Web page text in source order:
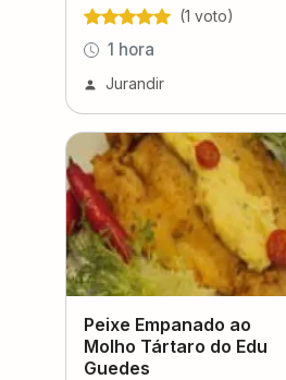
(1 voto)
1 hora
Jurandir
Peixe Empanado ao
Molho Tártaro do Edu
Guedes